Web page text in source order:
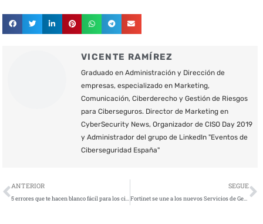
VICENTE RAMÍREZ
Graduado en Administración y Dirección de
empresas, especializado en Marketing,
Comunicación, Ciberderecho y Gestión de Riesgos
para Ciberseguros. Director de Marketing en
CyberSecurity News, Organizador de CISO Day 2019
y Administrador del grupo de LinkedIn "Eventos de
Ciberseguridad España"
Ant
ANTERIOR
5 errores que te hacen blanco fácil para los ciberdelincuentes
SEGUE
Fortinet se une a los nuevos Servicios de Gestión de Amenazas X-Force de IBM